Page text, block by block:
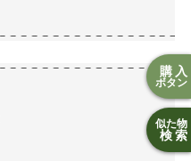
購入
ボタン
似た物
検索